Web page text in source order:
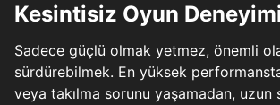
Kesintisiz Oyun
Sadece güçlü olmak yetmez, önemli
sürdürebilmek. En yüksek
veya takılma sorunu yaşamadan, uzun